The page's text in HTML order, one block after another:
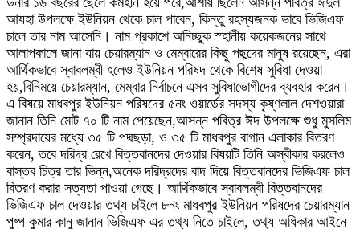
আযহা উপলক্ষে ইউনিয়ন থেকে চাল পাবেন, কিন্তু রহস্যজনক ভাবে ভিজিএফ
চালে তার নাম আসেনি। নাম প্রকাশে অনিচ্ছুক স্হানীয় কয়েকজনের সাথে
আলাপকালে জানা যায় চেয়ারম্যান ও মেম্বারের কিছু পছন্দের মানুষ রয়েছেন, এরা
আর্থিকভাবে স্বাবলম্বী হলেও ইউনিয়ন পরিষদ থেকে বিশেষ সুবিধা দেওয়া
হয়,বিনিময়ে চেয়ারম্যান, মেম্বার নির্বাচনে এসব সুবিধাভোগীদের ব্যবহার করেন।
এ বিষয়ে মাধবপুর ইউনিয়ন পরিষদের ৫নং ওয়ার্ডের সদস্য কৃষ্ণলাল দেশওয়ারা
জানান তিনি মোট ৭০ টি নাম পেয়েছেন,আসন্ন পবিত্র ঈদ উপলক্ষে শুধু মুসলিম
সম্প্রদায়ের মধ্যে ৩৫ টি পদ্মছড়া, ও ৩৫ টি মাধবপুর বাগান এলাকার বিতরণ
করেন, তবে দরিদ্র রেখে বিত্তবানদের দেওয়ার বিষয়টি তিনি অস্বীকার করলেও
বাস্তব চিত্র তার ভিন্ন,অনেক দরিদ্রদের বাদ দিয়ে বিত্তবানদের ভিজিএফ চাল
বিতরণ করার সত্যতা পাওয়া গেছে। আর্থিকভাবে স্বাবলম্বী বিত্তবানদের
ভিজিএফ চাল দেওয়ার তথ্য চাইলে ৮নং মাধবপুর ইউনিয়ন পরিষদের চেয়ারম্যান
পুষ্প কুমার কানু জানান ভিজিএফ এর তথ্য নিতে চাইলে, তথ্য অধিকার আইনে